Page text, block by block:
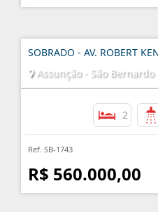
SOBRADO - AV. ROBERT
Assunção - São Bernardo
2
Ref. SB-1743
R$ 560.000,00